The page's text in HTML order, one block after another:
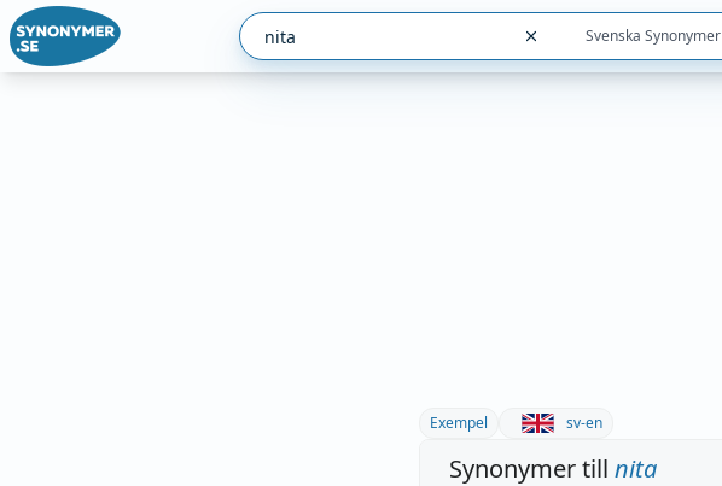
Svenska Synonymer
Exempel sv-en
Synonymer till nita